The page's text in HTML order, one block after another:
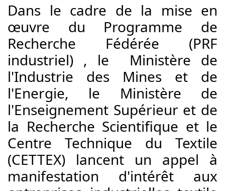
Dans le cadre de la mise en
œuvre du Programme de
Recherche Fédérée (PRF
industriel) , le  Ministère de
l'Industrie des Mines et de
l'Energie, le Ministère de
l'Enseignement Supérieur et de
la Recherche Scientifique et le
Centre Technique du Textile
(CETTEX) lancent un appel à
manifestation d'intérêt aux